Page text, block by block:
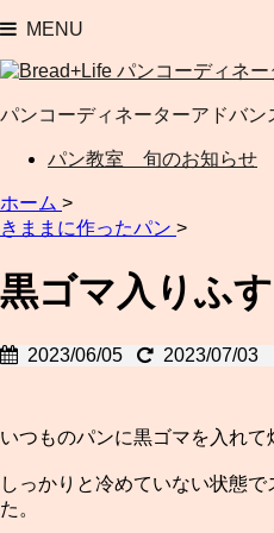
MENU
パンコーディネーターアドバン
パン教室 旬のお知らせ
ホーム >
きままに作ったパン >
黒ゴマ入りふ
2023/06/05 2023/07/03
いつものパンに黒ゴマを入れて
しっかりと冷めていない状態
た。